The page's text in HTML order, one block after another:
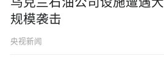
规模袭击
央视新闻